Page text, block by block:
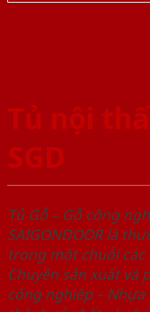
Tủ nội
SGD
Tủ Gỗ – Gỗ công
SAIGONDOOR là
trong một chuỗi các
Chuyên sản xuất và
công nghiêp –